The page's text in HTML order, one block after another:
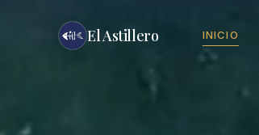
El Astillero INICIO